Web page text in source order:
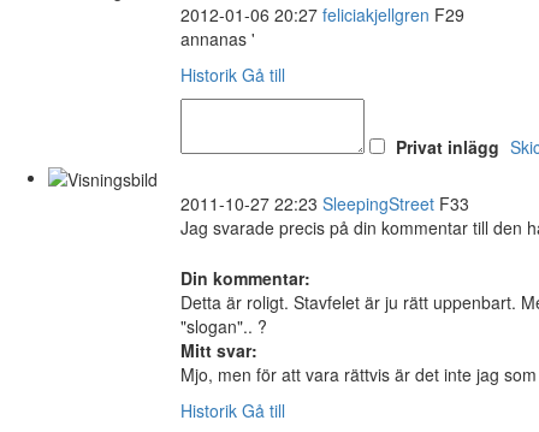
2012-01-06 20:27 feliciakjellgren F29
annanas '
Historik Gå till
Privat inlägg
2011-10-27 22:23 SleepingStreet F33
Jag svarade precis på din kommentar till den
Din kommentar:
Detta är roligt. Stavfelet är ju rätt uppenbart.
"slogan".. ?
Mitt svar:
Mjo, men för att vara rättvis är det inte jag
Historik Gå till